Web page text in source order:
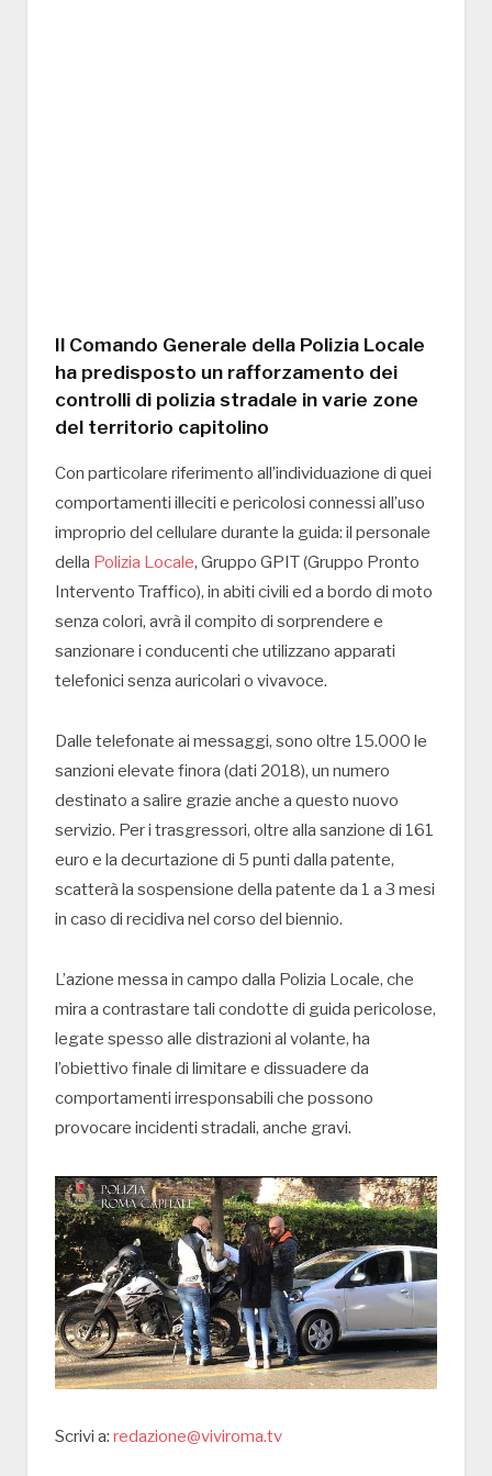
Il Comando Generale della Polizia Locale
ha predisposto un rafforzamento dei
controlli di polizia stradale in varie zone
del territorio capitolino
Con particolare riferimento all’individuazione di quei
comportamenti illeciti e pericolosi connessi all’uso
improprio del cellulare durante la guida: il personale
della Polizia Locale, Gruppo GPIT (Gruppo Pronto
Intervento Traffico), in abiti civili ed a bordo di moto
senza colori, avrà il compito di sorprendere e
sanzionare i conducenti che utilizzano apparati
telefonici senza auricolari o vivavoce.
Dalle telefonate ai messaggi, sono oltre 15.000 le
sanzioni elevate finora (dati 2018), un numero
destinato a salire grazie anche a questo nuovo
servizio. Per i trasgressori, oltre alla sanzione di 161
euro e la decurtazione di 5 punti dalla patente,
scatterà la sospensione della patente da 1 a 3 mesi
in caso di recidiva nel corso del biennio.
L’azione messa in campo dalla Polizia Locale, che
mira a contrastare tali condotte di guida pericolose,
legate spesso alle distrazioni al volante, ha
l’obiettivo finale di limitare e dissuadere da
comportamenti irresponsabili che possono
provocare incidenti stradali, anche gravi.
Scrivi a: redazione@viviroma.tv